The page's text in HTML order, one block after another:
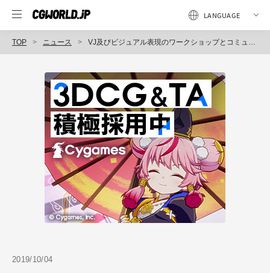
TOP ニュース VJ及びビジュアル表現のワークショップとコミュニティースペースの複合イベント「X SQUARE（クロス スクエア）」開催（TDSW）
2019/10/04